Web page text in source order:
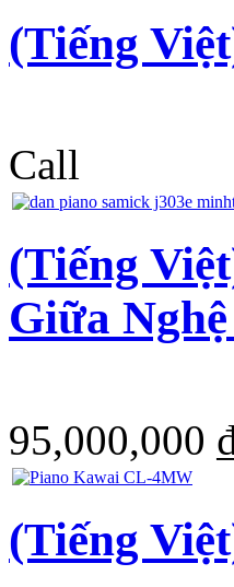
(Tiếng
Call
(Tiếng
Giữa
95,000,000
(Tiếng